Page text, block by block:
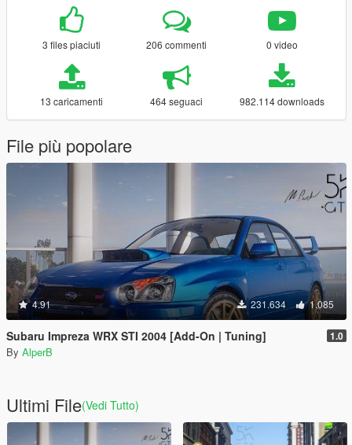
3 files piaciuti 206 commenti 0 video
13 caricamenti 464 seguaci 982.114 downloads
File più popolare
4.91 231.634 1.085
Subaru Impreza WRX STI 2004 [Add-On | Tuning] 1.0
By AlperB
Ultimi File(Vedi Tutto)